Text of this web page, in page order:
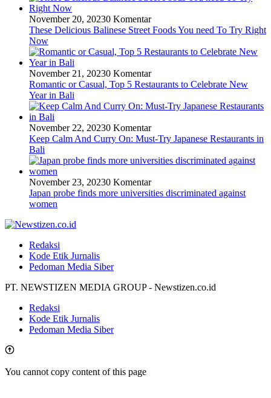
November 20, 20230 Komentar
These Delicious Balinese Street Foods You need To Try Right
Now
November 21, 20230 Komentar
Romantic or Casual, Top 5 Restaurants to Celebrate New
Year in Bali
November 22, 20230 Komentar
Keep Calm And Curry On: Must-Try Japanese Restaurants in
Bali
November 23, 20230 Komentar
Japan probe finds more universities discriminated against
women
Redaksi
Kode Etik Jurnalis
Pedoman Media Siber
PT. NEWSTIZEN MEDIA GROUP - Newstizen.co.id
Redaksi
Kode Etik Jurnalis
Pedoman Media Siber
You cannot copy content of this page